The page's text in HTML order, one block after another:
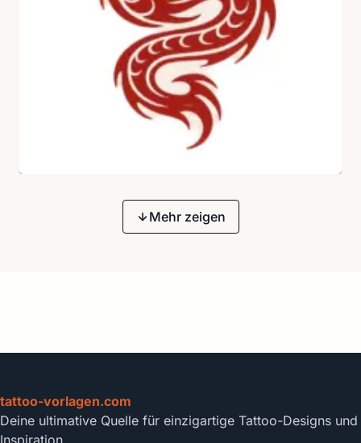
Mehr zeigen
tattoo-vorlagen.com
Deine ultimative Quelle für einzigartige Tattoo-Designs und
Inspiration.